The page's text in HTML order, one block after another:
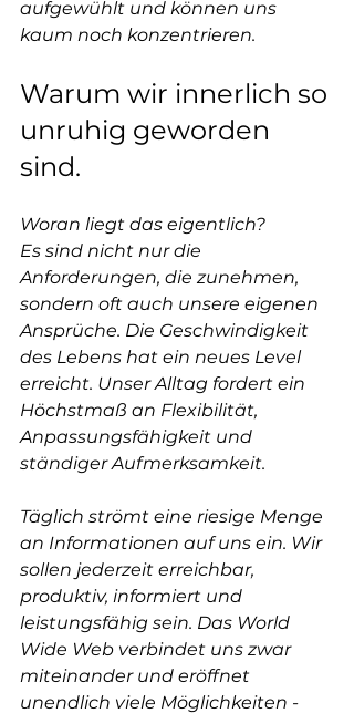
aufgewühlt und können uns
kaum noch konzentrieren.
Warum wir innerlich so
unruhig geworden
sind.
Woran liegt das eigentlich?
Es sind nicht nur die
Anforderungen, die zunehmen,
sondern oft auch unsere eigenen
Ansprüche. Die Geschwindigkeit
des Lebens hat ein neues Level
erreicht. Unser Alltag fordert ein
Höchstmaß an Flexibilität,
Anpassungsfähigkeit und
ständiger Aufmerksamkeit.
Täglich strömt eine riesige Menge
an Informationen auf uns ein. Wir
sollen jederzeit erreichbar,
produktiv, informiert und
leistungsfähig sein. Das World
Wide Web verbindet uns zwar
miteinander und eröffnet
unendlich viele Möglichkeiten -